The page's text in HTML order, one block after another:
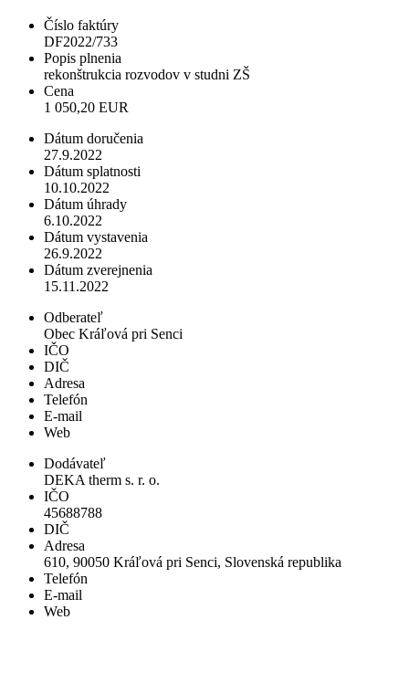
Číslo faktúry
DF2022/733
Popis plnenia
rekonštrukcia rozvodov v studni ZŠ
Cena
1 050,20 EUR
Dátum doručenia
27.9.2022
Dátum splatnosti
10.10.2022
Dátum úhrady
6.10.2022
Dátum vystavenia
26.9.2022
Dátum zverejnenia
15.11.2022
Odberateľ
Obec Kráľová pri Senci
IČO
DIČ
Adresa
Telefón
E-mail
Web
Dodávateľ
DEKA therm s. r. o.
IČO
45688788
DIČ
Adresa
610, 90050 Kráľová pri Senci, Slovenská republika
Telefón
E-mail
Web